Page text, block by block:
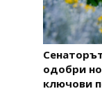
одобри
ключови